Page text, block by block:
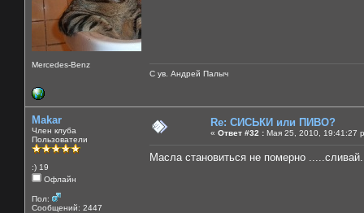
Mercedes-Benz
С ув. Андрей Палыч
Makar
Член клуба
Пользователи
:) 19
Офлайн
Пол:
Сообщений: 2447
Re: СИСЬКИ или ПИВО?
« Ответ #32 : Мая 25, 2010, 19:41:27
Масла становиться не померно